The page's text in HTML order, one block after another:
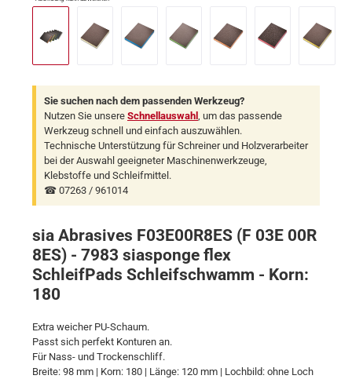
Sie suchen nach dem passenden Werkzeug?
Nutzen Sie unsere Schnellauswahl , um das passende
Werkzeug schnell und einfach auszuwählen.
Technische Unterstützung für Schreiner und Holzverarbeiter
bei der Auswahl geeigneter Maschinenwerkzeuge,
Klebstoffe und Schleifmittel.
☎ 07263 / 961014
sia Abrasives F03E00R8ES (F 03E 00R
8ES) - 7983 siasponge flex
SchleifPads Schleifschwamm - Korn:
180
Extra weicher PU-Schaum.
Passt sich perfekt Konturen an.
Für Nass- und Trockenschliff.
Breite: 98 mm | Korn: 180 | Länge: 120 mm | Lochbild: ohne Loch